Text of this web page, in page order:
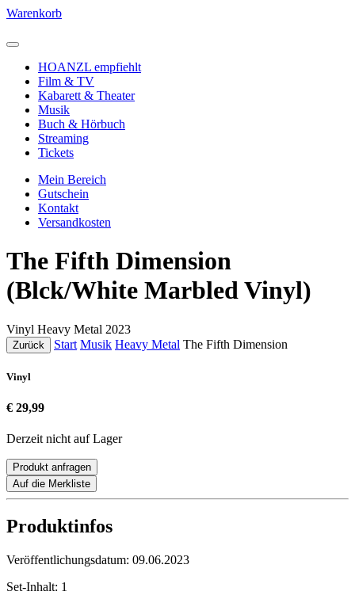
Warenkorb
HOANZL empfiehlt
Film & TV
Kabarett & Theater
Musik
Buch & Hörbuch
Streaming
Tickets
Mein Bereich
Gutschein
Kontakt
Versandkosten
The Fifth Dimension
(Blck/White Marbled Vinyl)
Vinyl Heavy Metal 2023
Zurück Start Musik Heavy Metal The Fifth Dimension
Vinyl
€ 29,99
Derzeit nicht auf Lager
Produkt anfragen
Auf die Merkliste
Produktinfos
Veröffentlichungsdatum: 09.06.2023
Set-Inhalt: 1